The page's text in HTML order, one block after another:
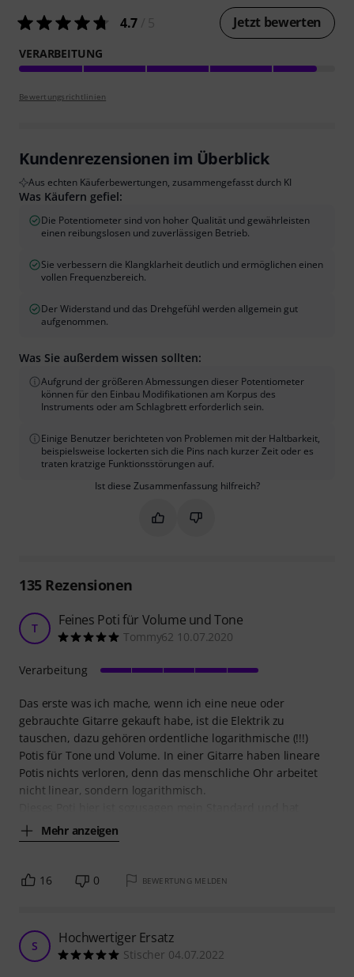
4.7 Jetzt bewerten
VERARBEITUNG
Bewertungsrichtlinien
Kundenrezensionen im Überblick
Aus echten Käuferbewertungen, zusammengefasst durch KI
Was Käufern gefiel:
Die Potentiometer sind von hoher Qualität und gewährleisten
einen reibungslosen und zuverlässigen Betrieb.
Sie verbessern die Klangklarheit deutlich und ermöglichen einen
vollen Frequenzbereich.
Der Widerstand und das Drehgefühl werden allgemein gut
aufgenommen.
Was Sie außerdem wissen sollten:
Aufgrund der größeren Abmessungen dieser Potentiometer
können für den Einbau Modifikationen am Korpus des
Instruments oder am Schlagbrett erforderlich sein.
Einige Benutzer berichteten von Problemen mit der Haltbarkeit,
beispielsweise lockerten sich die Pins nach kurzer Zeit oder es
traten kratzige Funktionsstörungen auf.
Ist diese Zusammenfassung hilfreich?
Markieren Sie diese
Markieren Sie diese
135Rezensionen
T Feines Poti für Volume und Tone
Tommy62 10.07.2020
Das erste was ich mache, wenn ich eine neue oder
gebrauchte Gitarre gekauft habe, ist die Elektrik zu
tauschen, dazu gehören ordentliche logarithmische (!!!)
Potis für Tone und Volume. In einer Gitarre haben lineare
Potis nichts verloren, denn das menschliche Ohr arbeitet
nicht linear, sondern logarithmisch.
Mehr anzeigen
Verarbeitung
16 0 BEWERTUNG MELDEN
S Hochwertiger Ersatz
Stischer 04.07.2022